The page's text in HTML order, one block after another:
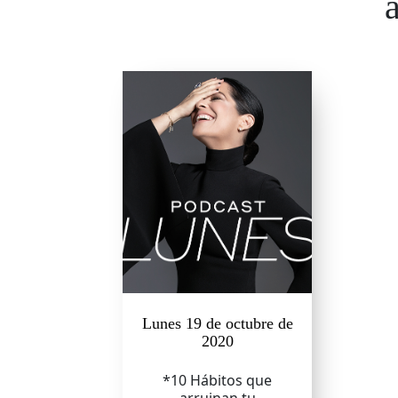
Lunes 19 de octubre de
2020
*10 Hábitos que